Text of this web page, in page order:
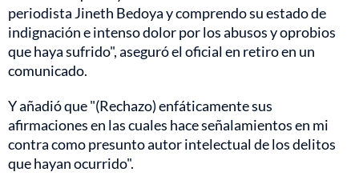
periodista Jineth Bedoya y comprendo su estado de
indignación e intenso dolor por los abusos y oprobios
que haya sufrido", aseguró el oficial en retiro en un
comunicado.
Y añadió que "(Rechazo) enfáticamente sus
afirmaciones en las cuales hace señalamientos en mi
contra como presunto autor intelectual de los delitos
que hayan ocurrido".